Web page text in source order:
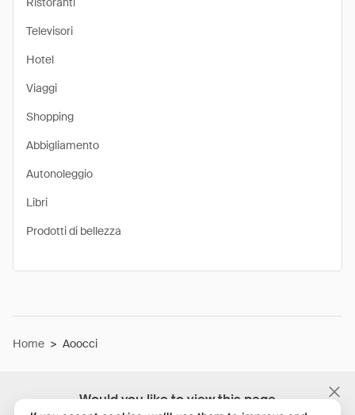
Would you like to view this page
Televisori
Hotel
Viaggi
Shopping
Abbigliamento
Autonoleggio
Libri
Prodotti di bellezza
Home > Aoocci